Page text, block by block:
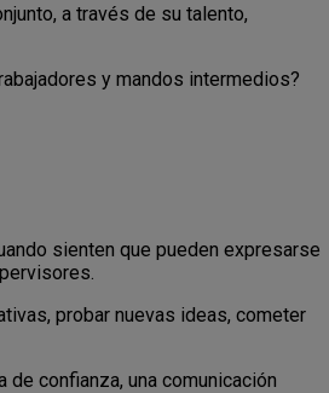
a través de su talento,
y mandos intermedios?
sienten que pueden expresarse
probar nuevas ideas, cometer
confianza, una comunicación